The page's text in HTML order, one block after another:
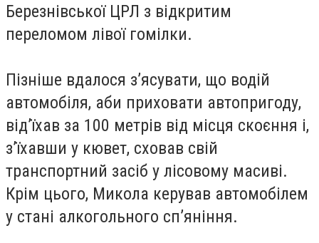
Березнівської ЦРЛ з відкритим
переломом лівої гомілки.
Пізніше вдалося з’ясувати, що водій
автомобіля, аби приховати автопригоду,
від’їхав за 100 метрів від місця скоєння і,
з’їхавши у кювет, сховав свій
транспортний засіб у лісовому масиві.
Крім цього, Микола керував автомобілем
у стані алкогольного сп’яніння.